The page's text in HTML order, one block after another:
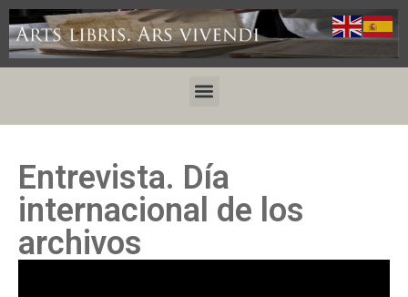
Entrevista. Día
internacional de los
archivos